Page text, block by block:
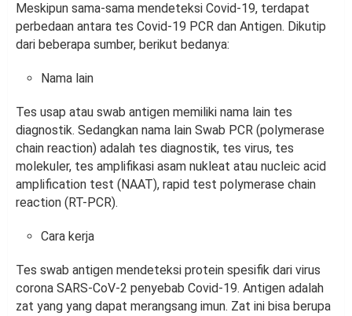
Meskipun sama-sama mendeteksi Covid-19, terdapat
perbedaan antara tes Covid-19 PCR dan Antigen. Dikutip
dari beberapa sumber, berikut bedanya:
Nama lain
Tes usap atau swab antigen memiliki nama lain tes
diagnostik. Sedangkan nama lain Swab PCR (polymerase
chain reaction) adalah tes diagnostik, tes virus, tes
molekuler, tes amplifikasi asam nukleat atau nucleic acid
amplification test (NAAT), rapid test polymerase chain
reaction (RT-PCR).
Cara kerja
Tes swab antigen mendeteksi protein spesifik dari virus
corona SARS-CoV-2 penyebab Covid-19. Antigen adalah
zat yang yang dapat merangsang imun. Zat ini bisa berupa